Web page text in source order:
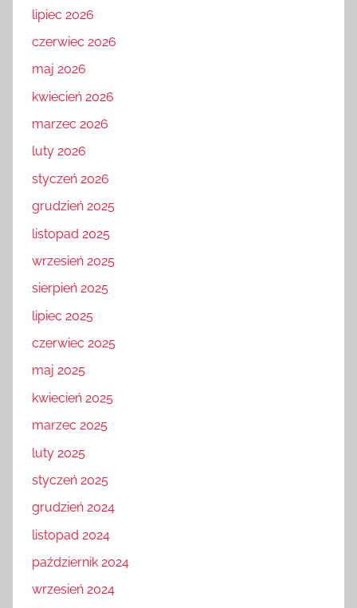
lipiec 2026
czerwiec 2026
maj 2026
kwiecień 2026
marzec 2026
luty 2026
styczeń 2026
grudzień 2025
listopad 2025
wrzesień 2025
sierpień 2025
lipiec 2025
czerwiec 2025
maj 2025
kwiecień 2025
marzec 2025
luty 2025
styczeń 2025
grudzień 2024
listopad 2024
październik 2024
wrzesień 2024